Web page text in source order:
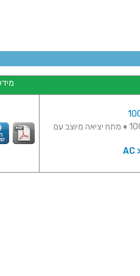
ספק כח משתנה 100-240VAC > 5-15VDC 2250MA ♦ מתח יציאה מיוצב עם